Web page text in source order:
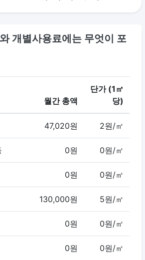
개별사용료에는 무엇이 포
월간 총액
단가 (1㎡
당)
47,020원 2원/㎡
0원 0원/㎡
0원 0원/㎡
130,000원 5원/㎡
0원 0원/㎡
0원 0원/㎡